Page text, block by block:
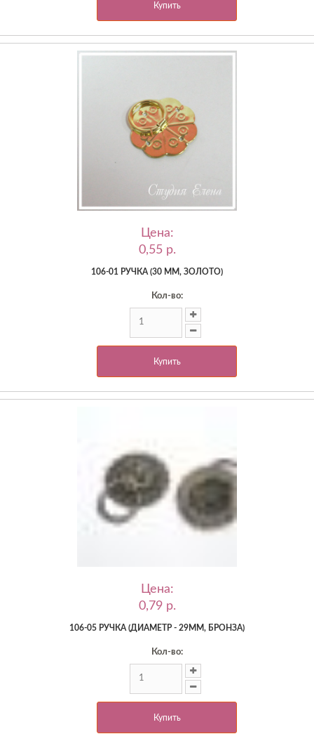
Купить
Цена:
0,55 p.
106-01 РУЧКА (30 ММ, ЗОЛОТО)
Кол-во:
Купить
Цена:
0,79 p.
106-05 РУЧКА (ДИАМЕТР - 29ММ, БРОНЗА)
Кол-во:
Купить